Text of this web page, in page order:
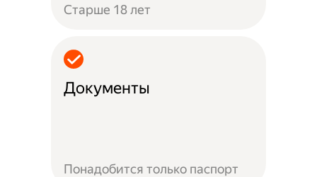
Старше 18 лет
Документы
Понадобится только паспорт